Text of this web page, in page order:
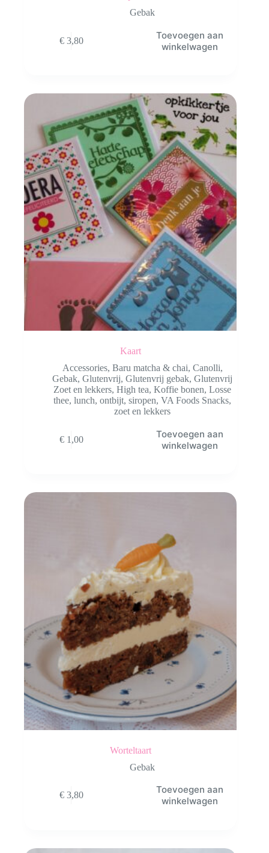
Gebak
€3,80
Toevoegen aan
winkelwagen
Kaart
Accessories, Baru matcha & chai, Canolli,
Gebak,Glutenvrij,Glutenvrij gebak,Glutenvrij
Zoet en lekkers,High tea,Koffie bonen,Losse
thee,lunch,ontbijt,siropen,VA Foods Snacks,
zoet en lekkers
€1,00
Toevoegen aan
winkelwagen
Worteltaart
Gebak
€3,80
Toevoegen aan
winkelwagen